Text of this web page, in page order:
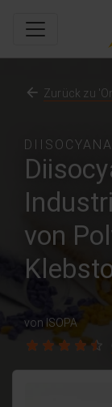
von
von ISOPA
Zurück zu